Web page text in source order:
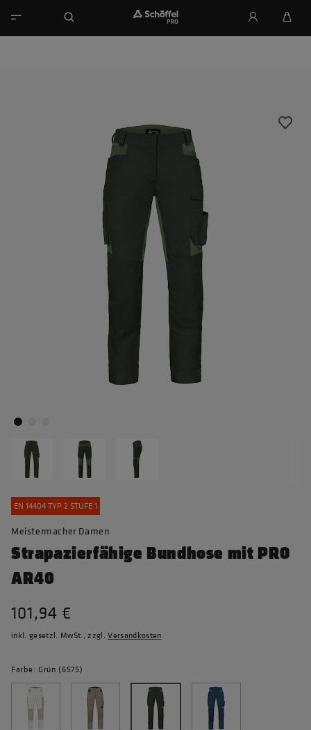
EN 14404 TYP 2 STUFE 1
Meistermacher Damen
Strapazierfähige Bundhose mit PRO
AR40
101,94 €
inkl. gesetzl. MwSt., zzgl.Versandkosten
Farbe: Grün (6575)